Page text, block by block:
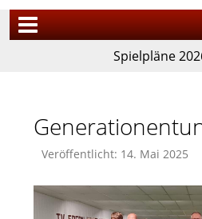
Spielpläne
Veröffentlicht: 14. Mai 2025